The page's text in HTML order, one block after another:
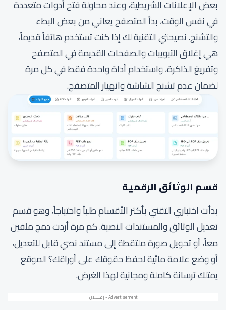
بعض الإعلانات الشريطية، وعند محاولة فتح أدوات متعددة
في نفس الوقت، بدأ المتصفح يعاني من بعض البطء
والتشنج. نصيحتي التقنية لك إذا كنت تستخدم هاتفاً قديماً،
هي إغلاق التبويبات والصفحات القديمة في المتصفح
وتفريغ الذاكرة، واستخدام أداة واحدة فقط في كل مرة
لضمان عدم تشنج الشاشة وانهيار المتصفح.
قسم الوثائق الرقمية
بدأت اختباري التقني بأكثر الأقسام طلباً واحتياجاً، وهو قسم
تعديل الوثائق والمستندات النصية. كم مرة أردت دمج ملفين
معاً، أو تحويل صورة ملتقطة إلى مستند نصي قابل للتعديل،
أو وضع علامة مائية لحفظ حقوقك على أوراقك؟ الموقع
يمتلك ترسانة كاملة ومجانية لهذا الغرض.